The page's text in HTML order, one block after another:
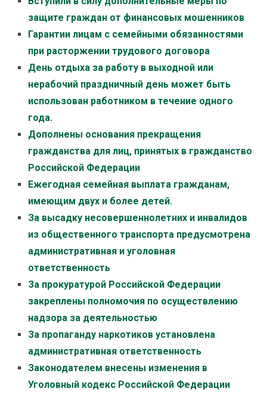
защите граждан от финансовых мошенников
Гарантии лицам с семейными обязанностями
при расторжении трудового договора
День отдыха за работу в выходной или
нерабочий праздничный день может быть
использован работником в течение одного
года.
Дополнены основания прекращения
гражданства для лиц, принятых в гражданство
Российской Федерации
Ежегодная семейная выплата гражданам,
имеющим двух и более детей.
За высадку несовершеннолетних и инвалидов
из общественного транспорта предусмотрена
административная и уголовная
ответственность
За прокуратурой Российской Федерации
закреплены полномочия по осуществлению
надзора за деятельностью
За пропаганду наркотиков установлена
административная ответственность
Законодателем внесены изменения в
Уголовный кодекс Российской Федерации